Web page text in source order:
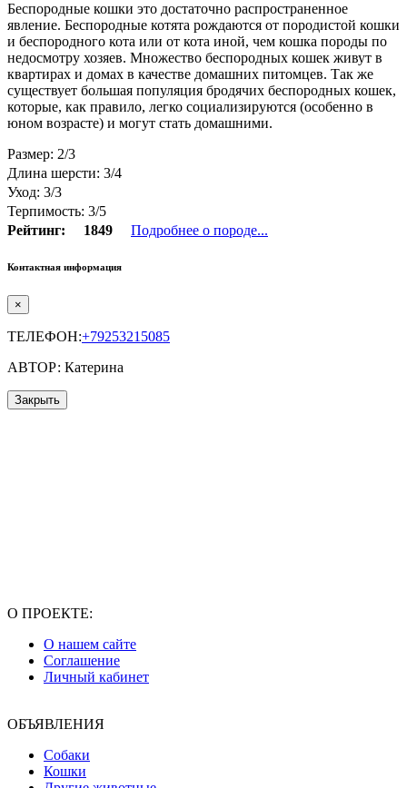
Беспородные кошки это достаточно распространенное
явление. Беспородные котята рождаются от породистой кошки
и беспородного кота или от кота иной, чем кошка породы по
недосмотру хозяев. Множество беспородных кошек живут в
квартирах и домах в качестве домашних питомцев. Так же
существует большая популяция бродячих беспородных кошек,
которые, как правило, легко социализируются (особенно в
юном возрасте) и могут стать домашними.
Размер: 2/3
Длина шерсти: 3/4
Уход: 3/3
Терпимость: 3/5
Рейтинг:
1849 Подробнее о породе...
Контактная информация
×
ТЕЛЕФОН:+79253215085
АВТОР: Катерина
Закрыть
О ПРОЕКТЕ:
О нашем сайте
Соглашение
Личный кабинет
ОБЪЯВЛЕНИЯ
Собаки
Кошки